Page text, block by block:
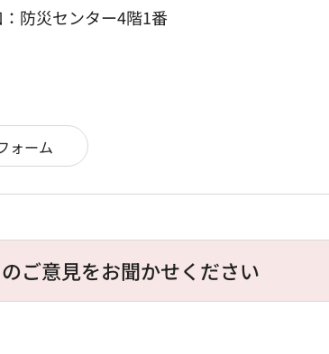
防災センター4階1番
ご意見をお聞かせください